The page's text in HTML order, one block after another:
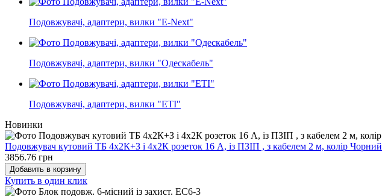
Подовжувачі, адаптери, вилки "E-Next"
Подовжувачі, адаптери, вилки "Одескабель"
Подовжувачі, адаптери, вилки "ЕТІ"
Новинки
Подовжувач кутовий ТБ 4х2К+З і 4х2К розеток 16 А, із ПЗІП , з кабелем 2 м, колір Чорний
3856.76 грн
Добавить в корзину
Купить в один клик